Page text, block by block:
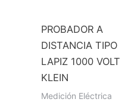
PROBADOR A
DISTANCIA TIPO
LAPIZ 1000 VOLT
KLEIN
Medición Eléctrica